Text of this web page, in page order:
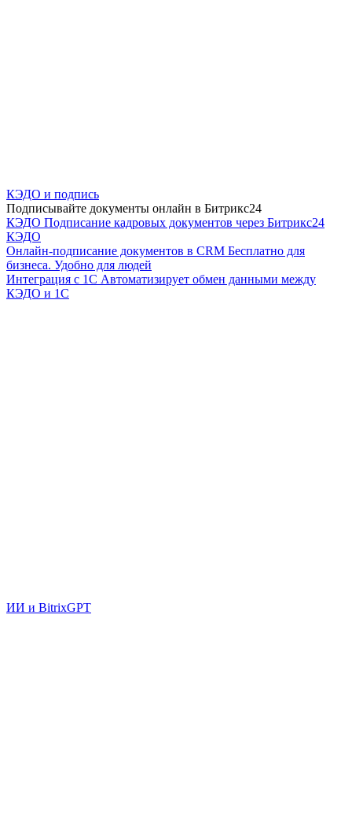
КЭДО и подпись
Подписывайте документы онлайн в Битрикс24
КЭДО Подписание кадровых документов через Битрикс24
КЭДО
Онлайн-подписание документов в CRM Бесплатно для
бизнеса. Удобно для людей
Интеграция с 1С Автоматизирует обмен данными между
КЭДО и 1С
ИИ и BitrixGPT